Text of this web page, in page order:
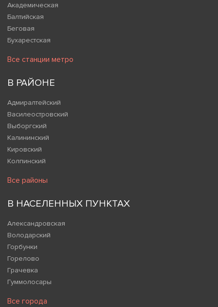
Академическая
Балтийская
Беговая
Бухарестская
Все станции метро
В РАЙОНЕ
Адмиралтейский
Василеостровский
Выборгский
Калининский
Кировский
Колпинский
Все районы
В НАСЕЛЕННЫХ ПУНКТАХ
Александровская
Володарский
Горбунки
Горелово
Грачевка
Гуммолосары
Все города